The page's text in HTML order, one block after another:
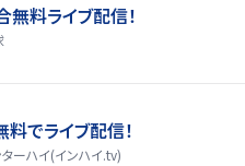
料ライブ配信！
でライブ配信！
ターハイ(インハイ.tv)